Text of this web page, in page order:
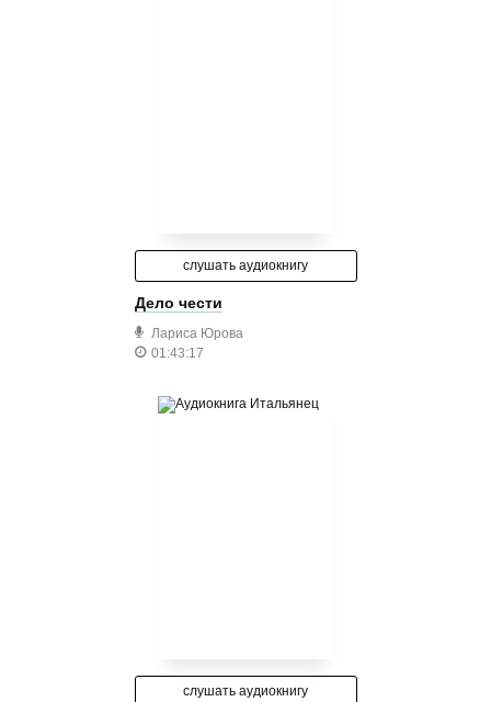
слушать аудиокнигу
Дело чести
Лариса Юрова
01:43:17
слушать аудиокнигу